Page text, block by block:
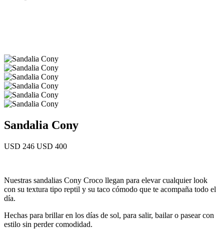
Sandalia Cony
USD 246 USD 400
Nuestras sandalias Cony Croco llegan para elevar cualquier look
con su textura tipo reptil y su taco cómodo que te acompaña todo el
día.
Hechas para brillar en los días de sol, para salir, bailar o pasear con
estilo sin perder comodidad.